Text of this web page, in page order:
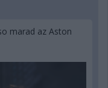
marad az Aston